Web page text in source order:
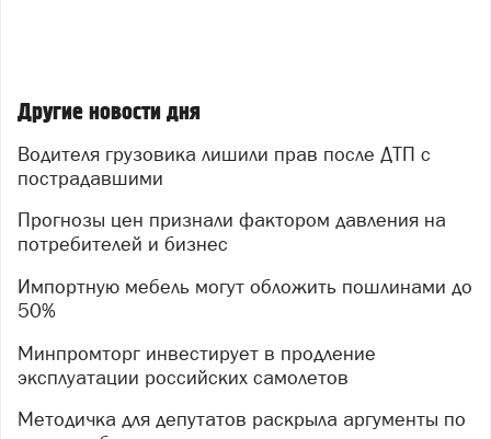
Другие новости дня
Водителя грузовика лишили прав после ДТП с
пострадавшими
Прогнозы цен признали фактором давления на
потребителей и бизнес
Импортную мебель могут обложить пошлинами до
50%
Минпромторг инвестирует в продление
эксплуатации российских самолетов
Методичка для депутатов раскрыла аргументы по